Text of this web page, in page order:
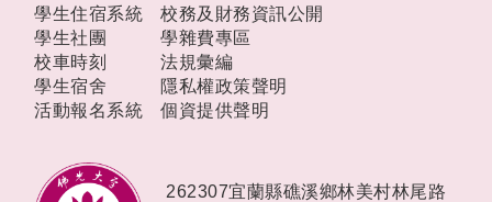
學生住宿系統
學生社團
校車時刻
學生宿舍
活動報名系統
校務及財務資訊公開
學雜費專區
法規彙編
隱私權政策聲明
個資提供聲明
262307宜蘭縣礁溪鄉林美村林尾路